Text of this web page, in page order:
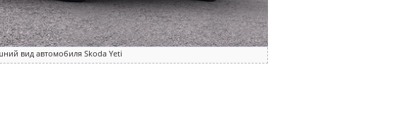
вид автомобиля Skoda Yeti